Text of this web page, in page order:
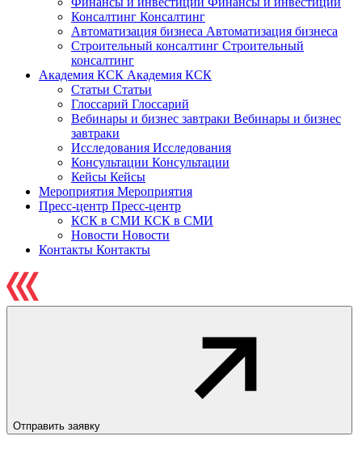
Консалтинг Консалтинг
Автоматизация бизнеса Автоматизация бизнеса
Строительный консалтинг Строительный
консалтинг
Академия КСК Академия КСК
Статьи Статьи
Глоссарий Глоссарий
Вебинары и бизнес завтраки Вебинары и бизнес
завтраки
Исследования Исследования
Консультации Консультации
Кейсы Кейсы
Мероприятия Мероприятия
Пресс-центр Пресс-центр
КСК в СМИ КСК в СМИ
Новости Новости
Контакты Контакты
Отправить заявку